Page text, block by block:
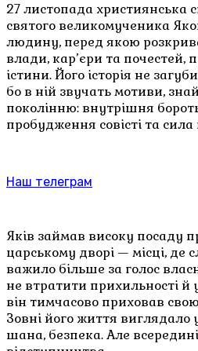
27 листопада християнська
святого великомученика
людину, перед якою
влади, кар’єри та почестей,
істини. Його історія не
бо в ній звучать мотиви,
поколінню: внутрішня
пробудження совісті та
Наш телеграм
Яків займав високу посаду
царському дворі — місці, де
важило більше за голос
не втратити прихильності
він тимчасово приховав
Зовні його життя
шана, безпека. Але